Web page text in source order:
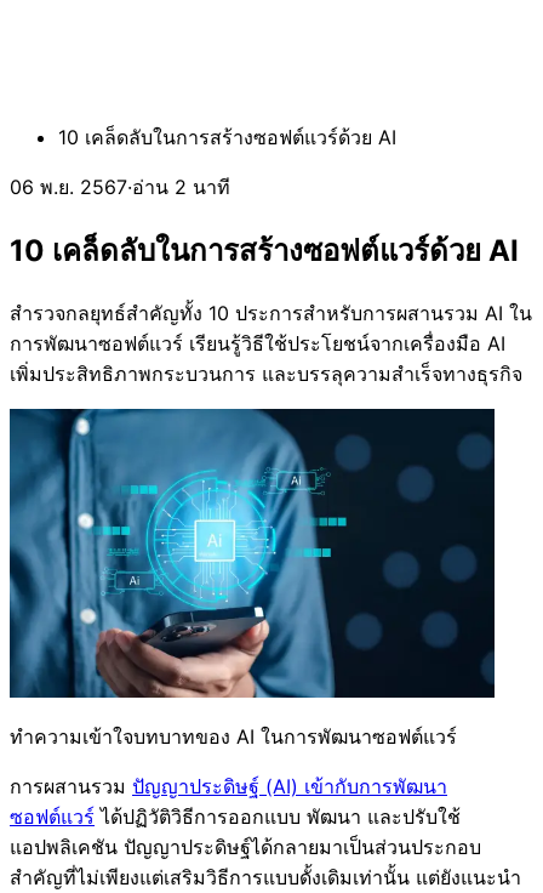
10 เคล็ดลับในการสร้างซอฟต์แวร์ด้วย AI
06 พ.ย. 2567·อ่าน 2 นาที
10 เคล็ดลับในการสร้างซอฟต์แวร์ด้วย AI
สำรวจกลยุทธ์สำคัญทั้ง 10 ประการสำหรับการผสานรวม AI ใน
การพัฒนาซอฟต์แวร์ เรียนรู้วิธีใช้ประโยชน์จากเครื่องมือ AI
เพิ่มประสิทธิภาพกระบวนการ และบรรลุความสำเร็จทางธุรกิจ
ทำความเข้าใจบทบาทของ AI ในการพัฒนาซอฟต์แวร์
การผสานรวม ปัญญาประดิษฐ์ (AI) เข้ากับการพัฒนา
ซอฟต์แวร์ ได้ปฏิวัติวิธีการออกแบบ พัฒนา และปรับใช้
แอปพลิเคชัน ปัญญาประดิษฐ์ได้กลายมาเป็นส่วนประกอบ
สำคัญที่ไม่เพียงแต่เสริมวิธีการแบบดั้งเดิมเท่านั้น แต่ยังแนะนำ